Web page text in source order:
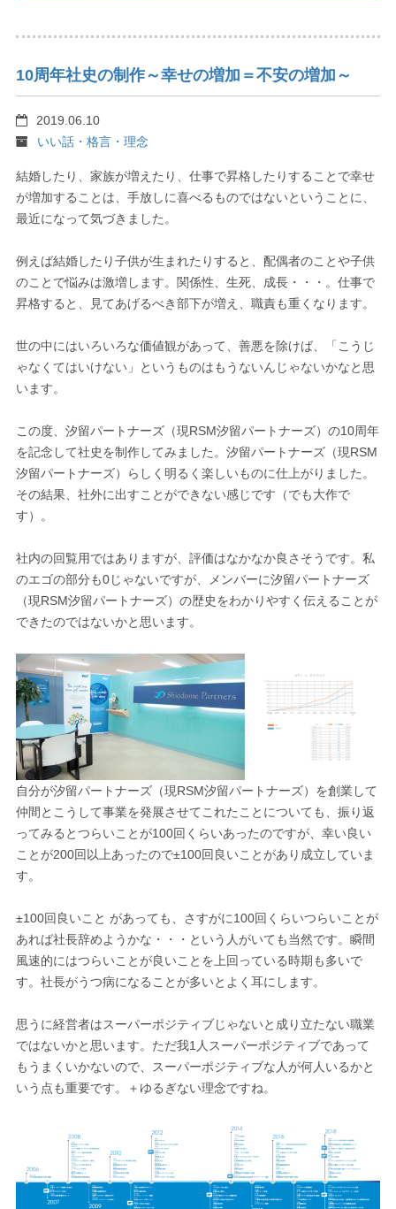
10周年社史の制作～幸せの増加＝不安の増加～
2019.06.10
いい話・格言・理念
結婚したり、家族が増えたり、仕事で昇格したりすることで幸せ
が増加することは、手放しに喜べるものではないということに、
最近になって気づきました。
例えば結婚したり子供が生まれたりすると、配偶者のことや子供
のことで悩みは激増します。関係性、生死、成長・・・。仕事で
昇格すると、見てあげるべき部下が増え、職責も重くなります。
世の中にはいろいろな価値観があって、善悪を除けば、「こうじ
ゃなくてはいけない」というものはもうないんじゃないかなと思
います。
この度、汐留パートナーズ（現RSM汐留パートナーズ）の10周年
を記念して社史を制作してみました。汐留パートナーズ（現RSM
汐留パートナーズ）らしく明るく楽しいものに仕上がりました。
その結果、社外に出すことができない感じです（でも大作で
す）。
社内の回覧用ではありますが、評価はなかなか良さそうです。私
のエゴの部分も0じゃないですが、メンバーに汐留パートナーズ
（現RSM汐留パートナーズ）の歴史をわかりやすく伝えることが
できたのではないかと思います。
自分が汐留パートナーズ（現RSM汐留パートナーズ）を創業して
仲間とこうして事業を発展させてこれたことについても、振り返
ってみるとつらいことが100回くらいあったのですが、幸い良い
ことが200回以上あったので±100回良いことがあり成立していま
す。
±100回良いこと があっても、さすがに100回くらいつらいことが
あれば社長辞めようかな・・・という人がいても当然です。瞬間
風速的にはつらいことが良いことを上回っている時期も多いで
す。社長がうつ病になることが多いとよく耳にします。
思うに経営者はスーパーポジティブじゃないと成り立たない職業
ではないかと思います。ただ我1人スーパーポジティブであって
もうまくいかないので、スーパーポジティブな人が何人いるかと
いう点も重要です。＋ゆるぎない理念ですね。